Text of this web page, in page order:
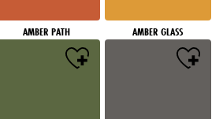
AMBER PATH AMBER GLASS